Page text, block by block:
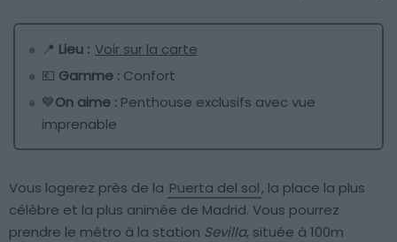
📍 Lieu : Voir sur la carte
💶 Gamme : Confort
💙On aime : Penthouse exclusifs avec vue
imprenable
Vous logerez près de la Puerta del sol, la place la plus
célèbre et la plus animée de Madrid. Vous pourrez
prendre le métro à la station Sevilla, située à 100m